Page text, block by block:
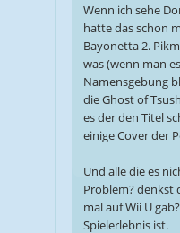
Wenn ich sehe
hatte das schon
Bayonetta 2.
was (wenn man
Namensgebung
die Ghost of
es der den Titel
einige Cover der
Und alle die es
Problem? denkst
mal auf Wii U
Spielerlebnis ist.